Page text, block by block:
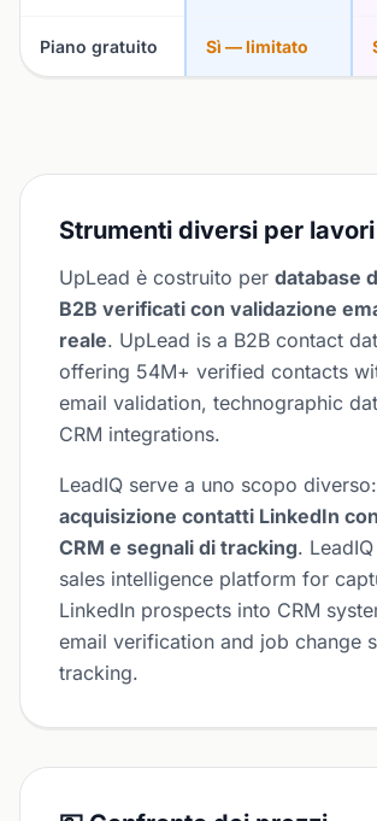
Piano gratuito Sì — limitato
Strumenti diversi per
UpLead è costruito per database
B2B verificati con validazione
reale. UpLead is a B2B contact
offering 54M+ verified contacts
email validation, technographic
CRM integrations.
LeadIQ serve a uno scopo diverso:
acquisizione contatti LinkedIn
CRM e segnali di tracking.
sales intelligence platform for
LinkedIn prospects into CRM
email verification and job change
tracking.